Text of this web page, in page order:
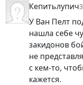
Кепитьлупич
У Ван Пелт
нашла себе
закидонов
не
с кем-то,
кажется.